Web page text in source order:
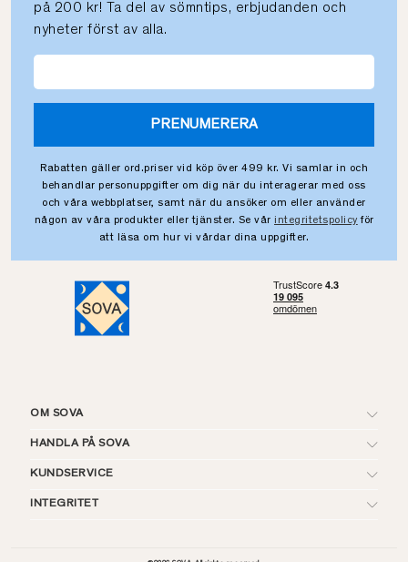
på 200 kr! Ta del av sömntips, erbjudanden och
nyheter först av alla.
PRENUMERERA
Rabatten gäller ord.priser vid köp över 499 kr. Vi samlar in och
behandlar personuppgifter om dig när du interagerar med oss
och våra webbplatser, samt när du ansöker om eller använder
någon av våra produkter eller tjänster. Se vår integritetspolicy för
att läsa om hur vi vårdar dina uppgifter.
OM SOVA
HANDLA PÅ SOVA
KUNDSERVICE
INTEGRITET